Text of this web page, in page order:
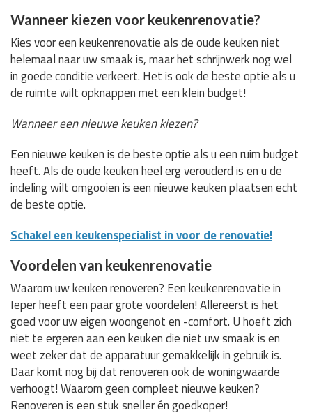
Wanneer kiezen voor keukenrenovatie?
Kies voor een keukenrenovatie als de oude keuken niet
helemaal naar uw smaak is, maar het schrijnwerk nog wel
in goede conditie verkeert. Het is ook de beste optie als u
de ruimte wilt opknappen met een klein budget!
Wanneer een nieuwe keuken kiezen?
Een nieuwe keuken is de beste optie als u een ruim budget
heeft. Als de oude keuken heel erg verouderd is en u de
indeling wilt omgooien is een nieuwe keuken plaatsen echt
de beste optie.
Schakel een keukenspecialist in voor de renovatie!
Voordelen van keukenrenovatie
Waarom uw keuken renoveren? Een keukenrenovatie in
Ieper heeft een paar grote voordelen! Allereerst is het
goed voor uw eigen woongenot en -comfort. U hoeft zich
niet te ergeren aan een keuken die niet uw smaak is en
weet zeker dat de apparatuur gemakkelijk in gebruik is.
Daar komt nog bij dat renoveren ook de woningwaarde
verhoogt! Waarom geen compleet nieuwe keuken?
Renoveren is een stuk sneller én goedkoper!